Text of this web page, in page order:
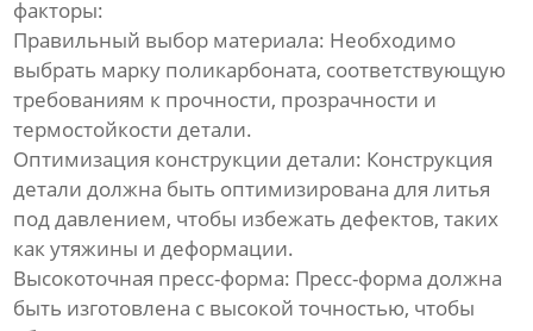
факторы:
Правильный выбор материала: Необходимо
выбрать марку поликарбоната, соответствующую
требованиям к прочности, прозрачности и
термостойкости детали.
Оптимизация конструкции детали: Конструкция
детали должна быть оптимизирована для литья
под давлением, чтобы избежать дефектов, таких
как утяжины и деформации.
Высокоточная пресс-форма: Пресс-форма должна
быть изготовлена с высокой точностью, чтобы